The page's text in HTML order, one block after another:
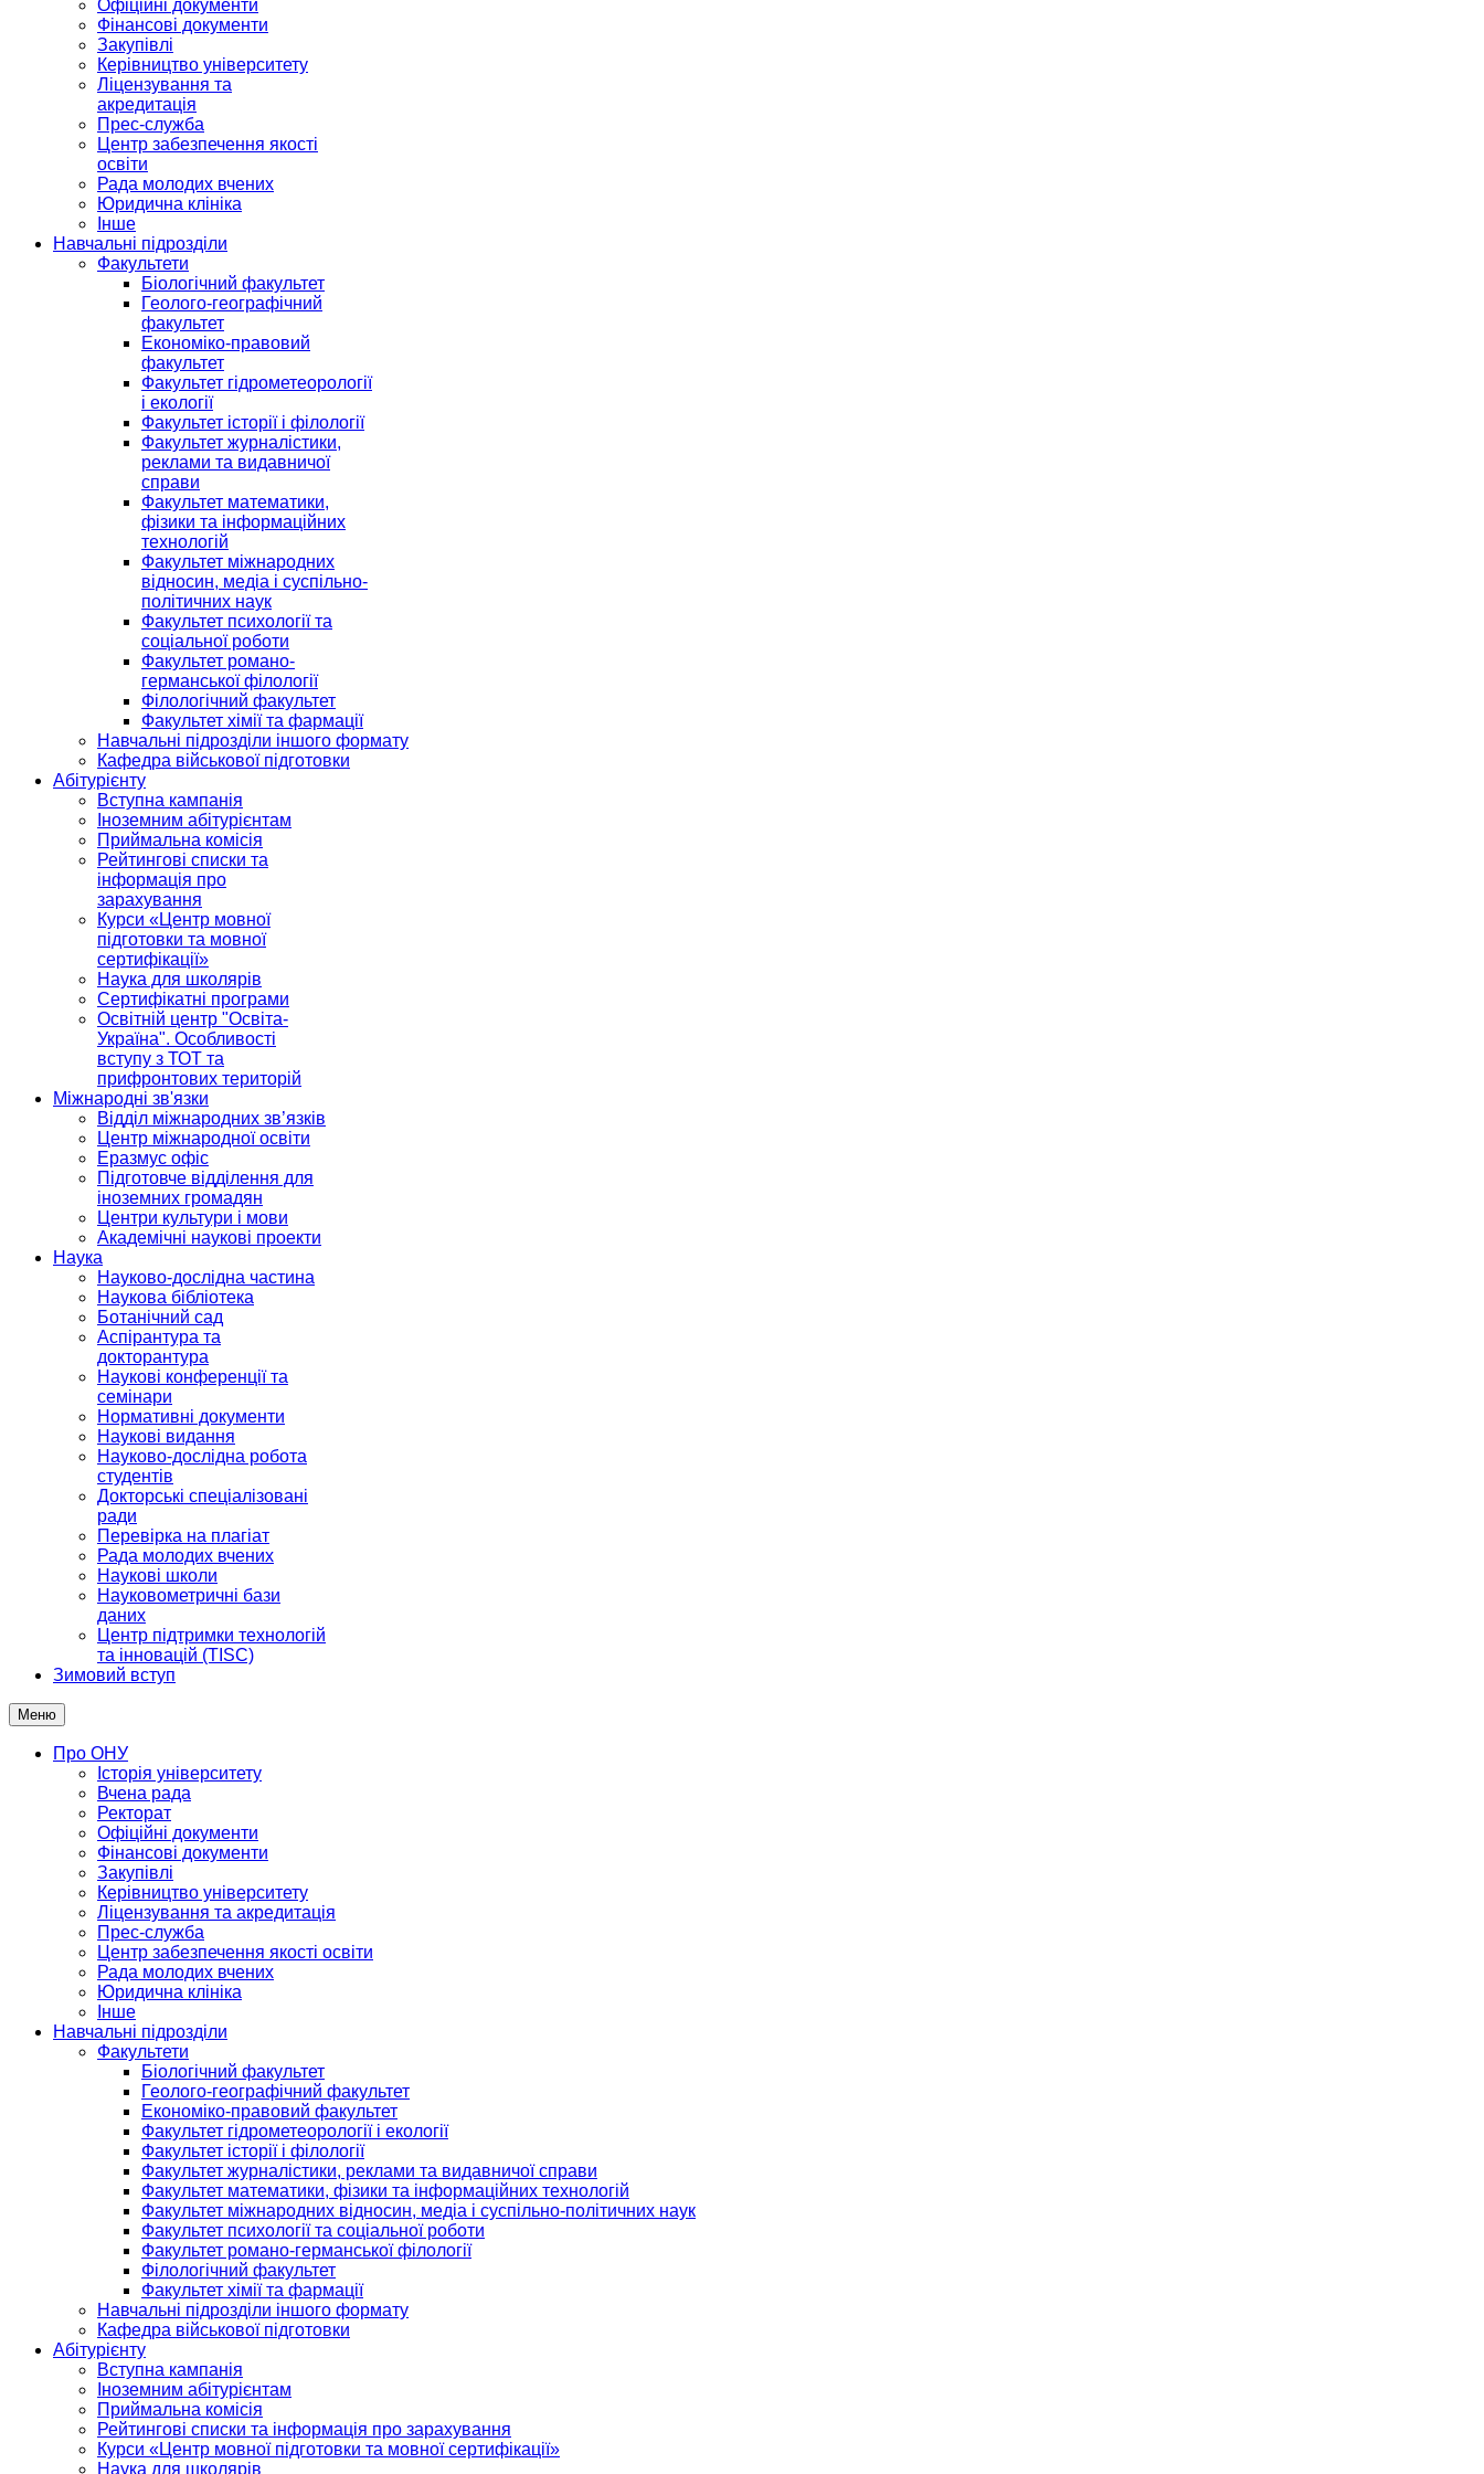
Офіційні документи
Фінансові документи
Закупівлі
Керівництво університету
Ліцензування та
акредитація
Прес-служба
Центр забезпечення якості
освіти
Рада молодих вчених
Юридична клініка
Інше
Навчальні підрозділи
Факультети
Біологічний факультет
Геолого-географічний
факультет
Економіко-правовий
факультет
Факультет гідрометеорології
і екології
Факультет історії і філології
Факультет журналістики,
реклами та видавничої
справи
Факультет математики,
фізики та інформаційних
технологій
Факультет міжнародних
відносин, медіа і суспільно-
політичних наук
Факультет психології та
соціальної роботи
Факультет романо-
германської філології
Філологічний факультет
Факультет хімії та фармації
Навчальні підрозділи іншого формату
Кафедра військової підготовки
Абітурієнту
Вступна кампанія
Іноземним абітурієнтам
Приймальна комісія
Рейтингові списки та
інформація про
зарахування
Курси «Центр мовної
підготовки та мовної
сертифікації»
Наука для школярів
Сертифікатні програми
Освітній центр "Освіта-
Україна". Особливості
вступу з ТОТ та
прифронтових територій
Міжнародні зв'язки
Відділ міжнародних зв’язків
Центр міжнародної освіти
Еразмус офіс
Підготовче відділення для
іноземних громадян
Центри культури і мови
Академічні наукові проекти
Наука
Науково-дослідна частина
Наукова бібліотека
Ботанічний сад
Аспірантура та
докторантура
Наукові конференції та
семінари
Нормативні документи
Наукові видання
Науково-дослідна робота
студентів
Докторські спеціалізовані
ради
Перевірка на плагіат
Рада молодих вчених
Наукові школи
Науковометричні бази
даних
Центр підтримки технологій
та інновацій (TISC)
Зимовий вступ
Меню
Про ОНУ
Історія університету
Вчена рада
Ректорат
Офіційні документи
Фінансові документи
Закупівлі
Керівництво університету
Ліцензування та акредитація
Прес-служба
Центр забезпечення якості освіти
Рада молодих вчених
Юридична клініка
Інше
Навчальні підрозділи
Факультети
Біологічний факультет
Геолого-географічний факультет
Економіко-правовий факультет
Факультет гідрометеорології і екології
Факультет історії і філології
Факультет журналістики, реклами та видавничої справи
Факультет математики, фізики та інформаційних технологій
Факультет міжнародних відносин, медіа і суспільно-політичних наук
Факультет психології та соціальної роботи
Факультет романо-германської філології
Філологічний факультет
Факультет хімії та фармації
Навчальні підрозділи іншого формату
Кафедра військової підготовки
Абітурієнту
Вступна кампанія
Іноземним абітурієнтам
Приймальна комісія
Рейтингові списки та інформація про зарахування
Курси «Центр мовної підготовки та мовної сертифікації»
Наука для школярів